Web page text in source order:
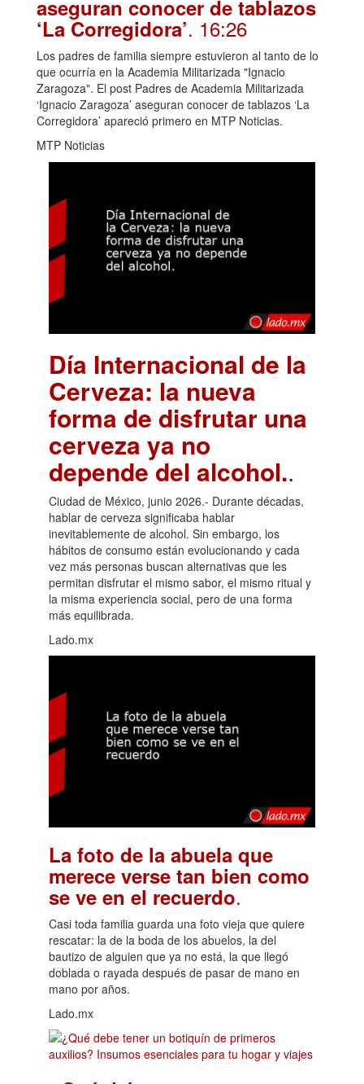
aseguran conocer de tablazos
‘La Corregidora’. 16:26
Los padres de familia siempre estuvieron al tanto de lo
que ocurría en la Academia Militarizada "Ignacio
Zaragoza". El post Padres de Academia Militarizada
‘Ignacio Zaragoza’ aseguran conocer de tablazos ‘La
Corregidora’ apareció primero en MTP Noticias.
MTP Noticias
Día Internacional de la
Cerveza: la nueva
forma de disfrutar una
cerveza ya no
depende del alcohol..
Ciudad de México, junio 2026.- Durante décadas,
hablar de cerveza significaba hablar
inevitablemente de alcohol. Sin embargo, los
hábitos de consumo están evolucionando y cada
vez más personas buscan alternativas que les
permitan disfrutar el mismo sabor, el mismo ritual y
la misma experiencia social, pero de una forma
más equilibrada.
Lado.mx
La foto de la abuela que
merece verse tan bien como
se ve en el recuerdo.
Casi toda familia guarda una foto vieja que quiere
rescatar: la de la boda de los abuelos, la del
bautizo de alguien que ya no está, la que llegó
doblada o rayada después de pasar de mano en
mano por años.
Lado.mx